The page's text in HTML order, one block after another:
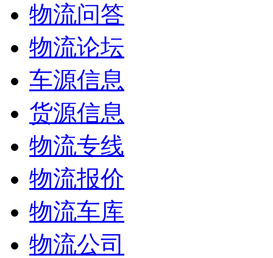
物流问答
物流论坛
车源信息
货源信息
物流专线
物流报价
物流车库
物流公司